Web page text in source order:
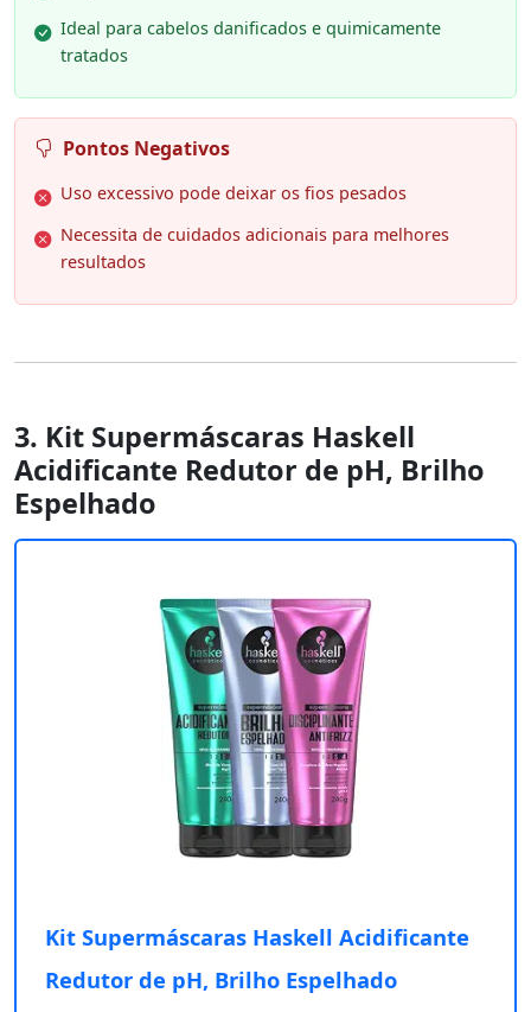
Ideal para cabelos danificados e quimicamente
tratados
Pontos Negativos
Uso excessivo pode deixar os fios pesados
Necessita de cuidados adicionais para melhores
resultados
3. Kit Supermáscaras Haskell
Acidificante Redutor de pH, Brilho
Espelhado
Kit Supermáscaras Haskell Acidificante
Redutor de pH, Brilho Espelhado